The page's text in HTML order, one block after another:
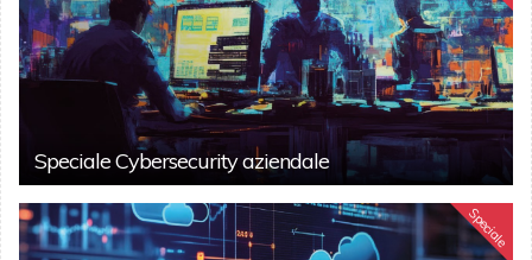
Speciale Cybersecurity aziendale
Speciale